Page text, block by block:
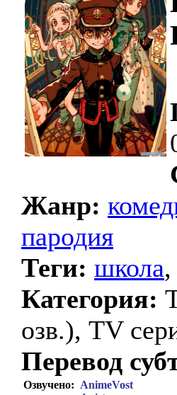
Жанр:
пародия
Теги: школа
Категория:
озв.), TV
Перевод
Озвучено: AnimeVost